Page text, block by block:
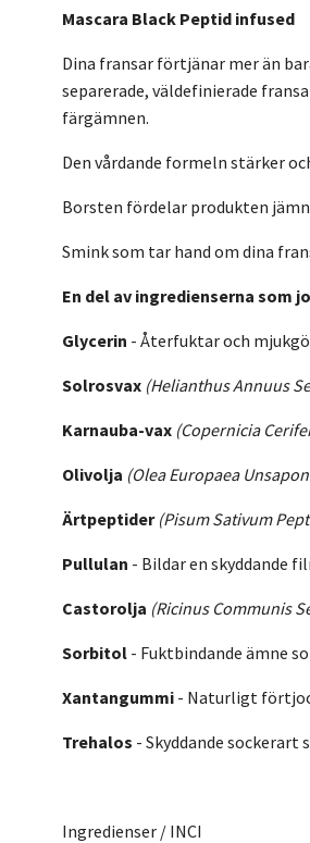
Mascara Black Peptid infused
Dina fransar förtjänar mer än
separerade, väldefinierade
färgämnen.
Den vårdande formeln stärker
Borsten fördelar produkten
Smink som tar hand om dina
En del av ingredienserna som
Glycerin - Återfuktar och
Solrosvax (Helianthus Annuus
Karnauba-vax (Copernicia
Olivolja (Olea Europaea
Ärtpeptider (Pisum Sativum
Pullulan - Bildar en skyddande
Castorolja (Ricinus Communis
Sorbitol - Fuktbindande ämne
Xantangummi - Naturligt
Trehalos - Skyddande
Ingredienser / INCI